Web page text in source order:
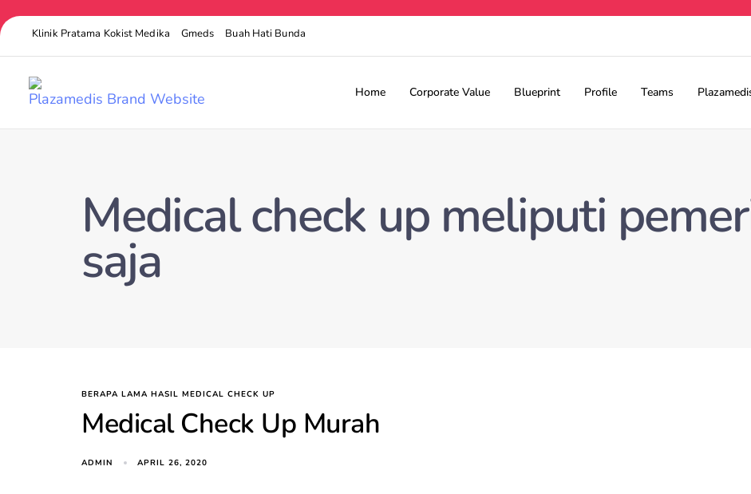
Klinik Pratama Kokist Medika Gmeds Buah Hati Bunda
Home Corporate Value Blueprint Profile Teams
Medical check up meliputi
saja
BERAPA LAMA HASIL MEDICAL CHECK UP
Medical Check Up Murah
ADMIN APRIL 26, 2020